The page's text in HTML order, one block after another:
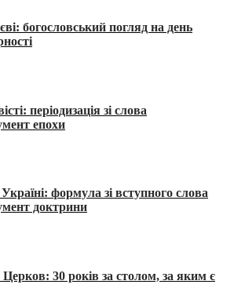
богословський погляд на день
періодизація зі слова
епохи
формула зі вступного слова
доктрини
Церков: 30 років за столом, за яким є